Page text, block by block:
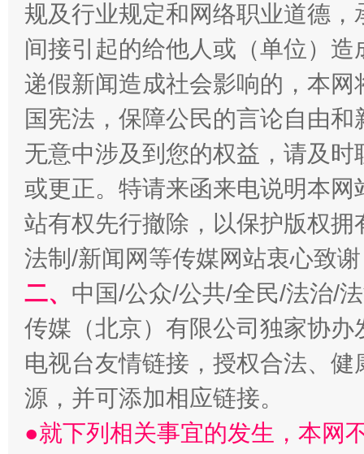
巳巳如意，开工大吉！ 三轮
规及行业规定和网络职业道德
间接引起的给他人或（单位）
递假新闻造成社会影响的，本
国宪法，保障公民的言论自由
无意中涉及到您的权益，请及
或更正。特请来函来电说明本
站有权先行撤除，以保护版权
法制/新闻网等传媒网站衷心致
二、 中国/公众/公共/全民/法治/
传媒（北京）有限公司独家协
电视台友情链接，授权合法、
源，并可添加相应链接。
●就下列相关事宜的发生，本网